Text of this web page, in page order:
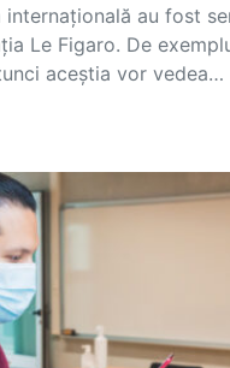
internațională au fost
Le Figaro. De
aceștia vor vedea…